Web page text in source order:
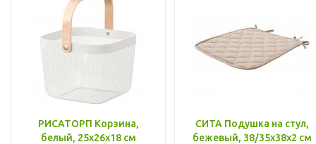
РИСАТОРП Корзина,
белый, 25x26x18 см
СИТА Подушка на стул,
бежевый, 38/35x38x2 см